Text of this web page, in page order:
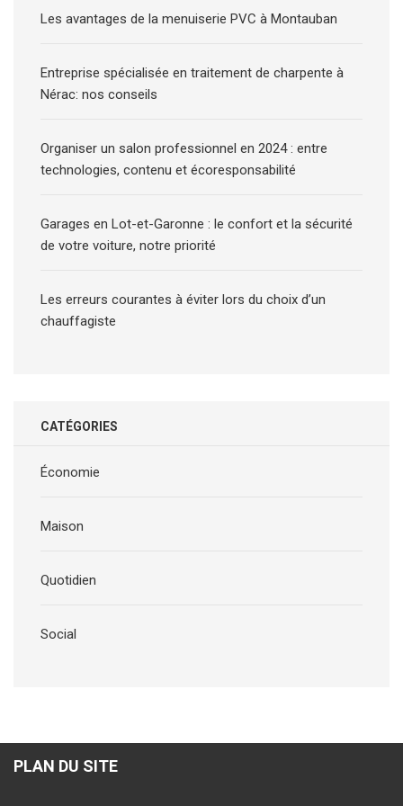
Les avantages de la menuiserie PVC à Montauban
Entreprise spécialisée en traitement de charpente à
Nérac: nos conseils
Organiser un salon professionnel en 2024 : entre
technologies, contenu et écoresponsabilité
Garages en Lot-et-Garonne : le confort et la sécurité
de votre voiture, notre priorité
Les erreurs courantes à éviter lors du choix d’un
chauffagiste
CATÉGORIES
Économie
Maison
Quotidien
Social
PLAN DU SITE